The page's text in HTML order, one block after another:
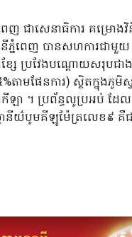
ញ ជាសេនាធិការ គម្រោងវិ
នីភ្នំពេញ បានសហការជា
ប្រវែងបណ្តោយសរុបជាង
ាមផែនការ) ស្ថិតក្នុងភូមិ
ា ។ ប្រព័ន្ធលូប្រអប់ ដែ
នីយ៌បូមគីឡូម៉ែត្រលេខ៩ គឺជ